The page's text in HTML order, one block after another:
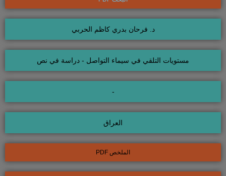
د. فرحان بدري كاظم الحربي
مستويات التلقي في سيماء التواصل - دراسة في نص
-
العراق
الملخص PDF